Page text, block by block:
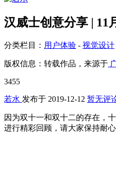
汉威士创意分享 | 11
分类栏目： 用户体验 - 视觉设计
版权信息： 转载作品，来源于
3455
若水 发布于 2019-12-12 暂无评
因为双十一和双十二的存在，
进行精彩回顾，请大家保持耐